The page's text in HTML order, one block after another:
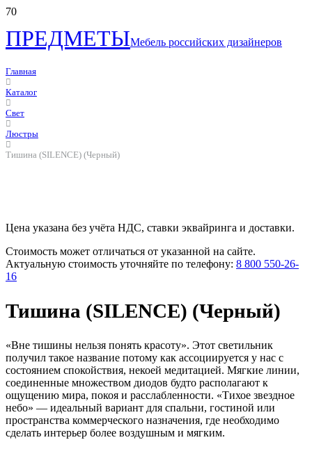
ПРЕДМЕТЫМебель российских дизайнеров
Главная
Каталог
Свет
Люстры
Тишина (SILENCE) (Черный)
Цена указана без учёта НДС, ставки эквайринга и доставки.
Стоимость может отличаться от указанной на сайте.
Актуальную стоимость уточняйте по телефону: 8 800 550-26-
16
Тишина (SILENCE) (Черный)
«Вне тишины нельзя понять красоту». Этот светильник
получил такое название потому как ассоциируется у нас с
состоянием спокойствия, некоей медитацией. Мягкие линии,
соединенные множеством диодов будто располагают к
ощущению мира, покоя и расслабленности. «Тихое звездное
небо» — идеальный вариант для спальни, гостиной или
пространства коммерческого назначения, где необходимо
сделать интерьер более воздушным и мягким.